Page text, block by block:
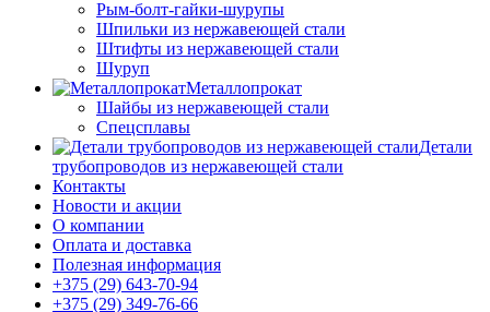
Рым-болт-гайки-шурупы
Шпильки из нержавеющей стали
Штифты из нержавеющей стали
Шуруп
Металлопрокат
Шайбы из нержавеющей стали
Спецсплавы
Детали
трубопроводов из нержавеющей стали
Контакты
Новости и акции
О компании
Оплата и доставка
Полезная информация
+375 (29) 643-70-94
+375 (29) 349-76-66